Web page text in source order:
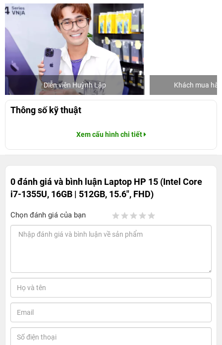
Diễn viên Huỳnh Lập Khách mua
Thông số kỹ thuật
Xem cấu hình chi tiết
0 đánh giá và bình luận Laptop HP 15 (Intel Core
i7-1355U, 16GB | 512GB, 15.6", FHD)
Chọn đánh giá của bạn